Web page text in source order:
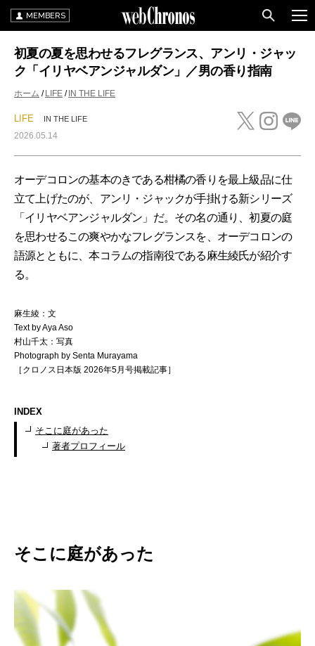
MEMBERS
初夏の夏を思わせるフレグランス、アンリ・ジャッ
ク「イリヤベアンジャルダン」／男の香り指南
ホーム LIFE IN THE LIFE
LIFE IN THE LIFE
2026.05.14
オーデコロンの基本のきである柑橘の香りを最上級品に仕
立て上げたのが、アンリ・ジャックが手掛ける新シリーズ
「イリヤベアンジャルダン」だ。その名の通り、初夏の庭
を思わせるこの爽やかなフレグランスを、オーデコロンの
語源とともに、本コラムの指南役である麻生綾氏が紹介す
る。
麻生綾：文
Text by Aya Aso
村山千太：写真
Photograph by Senta Murayama
［クロノス日本版 2026年5月号掲載記事］
INDEX
そこに庭があった
著者プロフィール
そこに庭があった